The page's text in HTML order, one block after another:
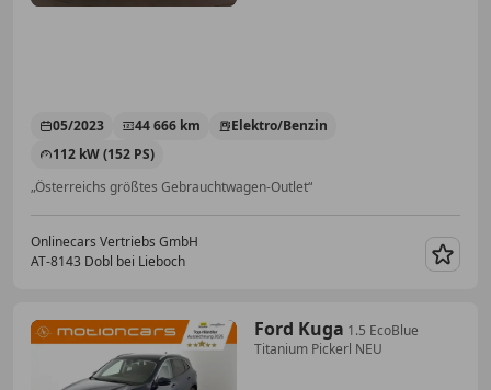
05/2023 44 666 km
Elektro/Benzin
112 kW (152 PS)
„Österreichs größtes Gebrauchtwagen-Outlet“
Onlinecars Vertriebs GmbH
AT-8143 Dobl bei Lieboch
Ford Kuga 1.5 EcoBlue
Titanium Pickerl NEU